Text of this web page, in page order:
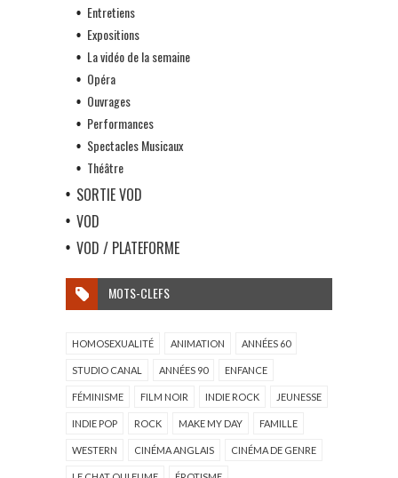
Entretiens
Expositions
La vidéo de la semaine
Opéra
Ouvrages
Performances
Spectacles Musicaux
Théâtre
SORTIE VOD
VOD
VOD / PLATEFORME
MOTS-CLEFS
HOMOSEXUALITÉ ANIMATION ANNÉES 60
STUDIO CANAL ANNÉES 90 ENFANCE
FÉMINISME FILM NOIR INDIE ROCK JEUNESSE
INDIE POP ROCK MAKE MY DAY FAMILLE
WESTERN CINÉMA ANGLAIS CINÉMA DE GENRE